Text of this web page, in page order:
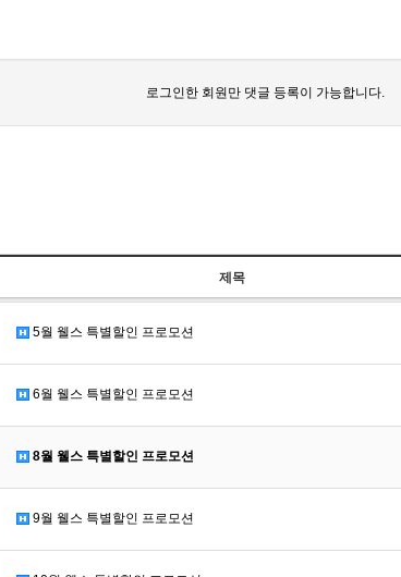
로그인한 회원만 댓글 등록이 가능합니다.
제목
5월 웰스 특별할인 프로모션
6월 웰스 특별할인 프로모션
8월 웰스 특별할인 프로모션
9월 웰스 특별할인 프로모션